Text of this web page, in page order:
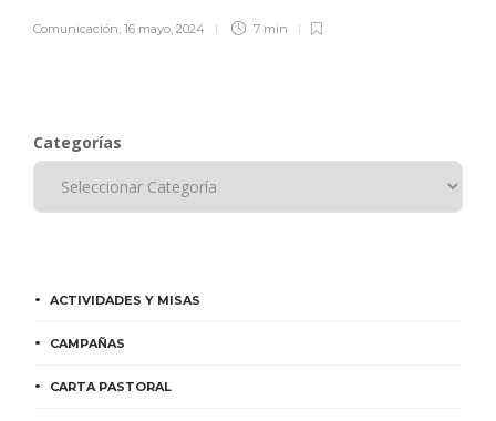
Comunicación, 16 mayo, 2024 7 min
Categorías
ACTIVIDADES Y MISAS
CAMPAÑAS
CARTA PASTORAL